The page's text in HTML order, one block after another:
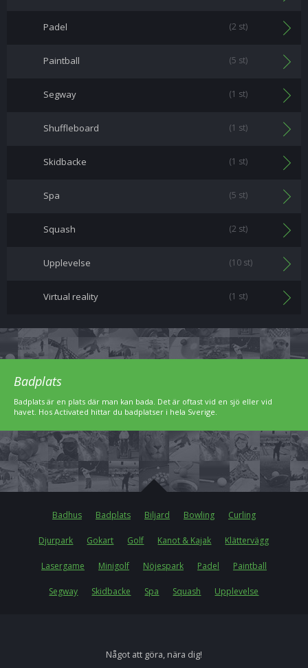
Padel (2 st)
Paintball (5 st)
Segway (1 st)
Shuffleboard (1 st)
Skidbacke (1 st)
Spa (5 st)
Squash (2 st)
Upplevelse (10 st)
Virtual reality (1 st)
Badplats
Badplats är en plats där man kan bada. Det är oftast vid en sjö eller vid
havet. Hos Activated hittar du badplatser i hela Sverige.
Badhus Badplats Biljard Bowling Curling
Djurpark Gokart Golf Kanot & Kajak Klättervägg
Lasergame Minigolf Nöjespark Padel Paintball
Segway Skidbacke Spa Squash Upplevelse
Något att göra, nära dig!